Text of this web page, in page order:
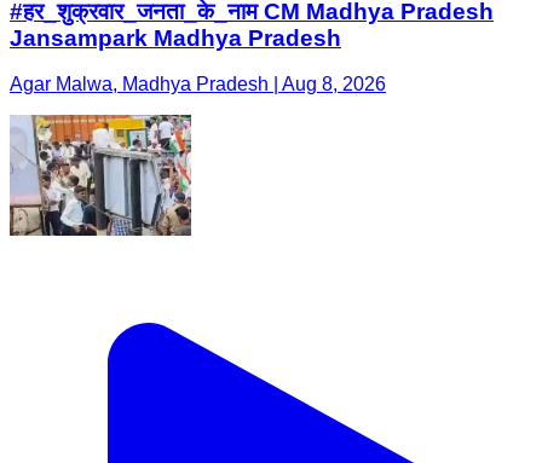
#हर_शुक्रवार_जनता_के_नाम CM Madhya Pradesh
Jansampark Madhya Pradesh
Agar Malwa, Madhya Pradesh | Aug 8, 2026